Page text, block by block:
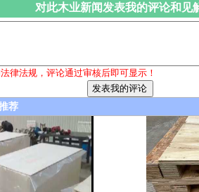
对此木业新闻发表我的评论和见
律法规，评论通过审核后即可显示！
荐